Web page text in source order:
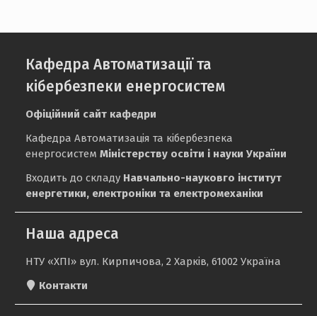
Кафедра Автоматизації та
кібербезпеки енергосистем
Офіційний сайт кафедри
Кафедра Автоматизація та кібербезпека
енергосистемМіністерству освіти і науки України
Входить до складу Навчально-науковго інститут
енергетики, електроніки та електромеханіки
Наша адреса
НТУ «ХПІ» вул. Кирпичова, 2 Харків, 61002 Україна
Контакти